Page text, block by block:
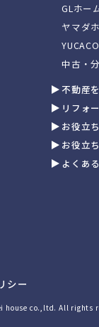
GLホー
ヤマダ
中古・
不動産
リフォ
お役立
お役立
よくあ
シー
house co.,ltd. All rights